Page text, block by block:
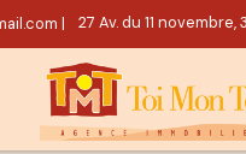
| 27 Av. du 11